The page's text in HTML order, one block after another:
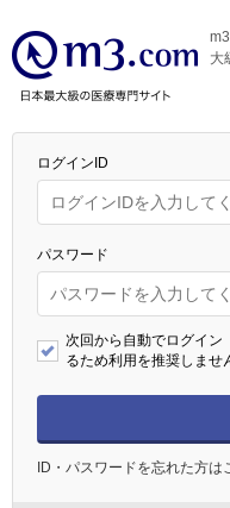
大
ログインID
パスワード
次回から自動でログイン
るため利用を推奨しませ
ID・パスワードを忘れた方は